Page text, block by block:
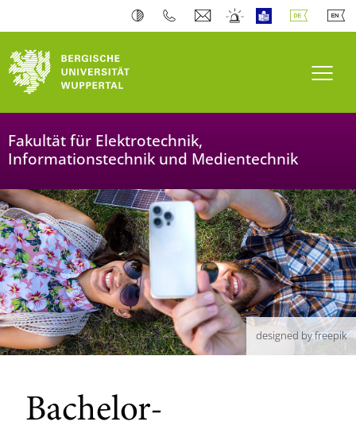
Fakultät für Elektrotechnik,
Informationstechnik und Medientechnik
designed by freepik
Bachelor-